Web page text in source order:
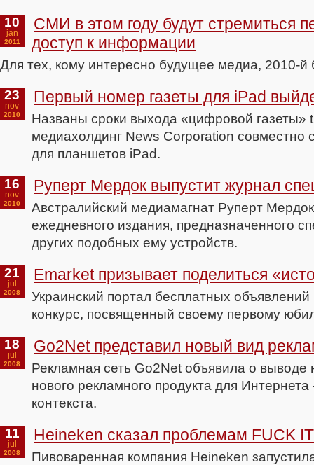
10
jan
2011
СМИ в этом году будут стремиться
доступ к информации
Для тех, кому интересно будущее медиа, 2010-й
23
nov
2010
Первый номер газеты для iPad
Названы сроки выхода «цифровой газеты»
медиахолдинг News Corporation совместно
для планшетов iPad.
16
nov
2010
Руперт Мердок выпустит журнал
Австралийский медиамагнат Руперт Мердок
ежедневного издания, предназначенного
других подобных ему устройств.
21
jul
2008
Emarket призывает поделиться
Украинский портал бесплатных
конкурс, посвященный своему первому
18
jul
2008
Go2Net представил новый вид
Рекламная сеть Go2Net объявила о выводе
нового рекламного продукта для Интернета
контекста.
11
jul
2008
Heineken сказал проблемам FUCK IT
Пивоваренная компания Heineken